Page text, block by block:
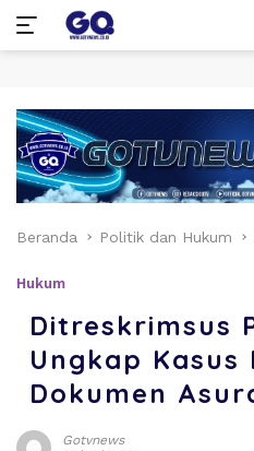
konten
Beranda Politik dan Hukum
Hukum
Ditreskrimsus
Ungkap Kasus
Dokumen
Gotvnews